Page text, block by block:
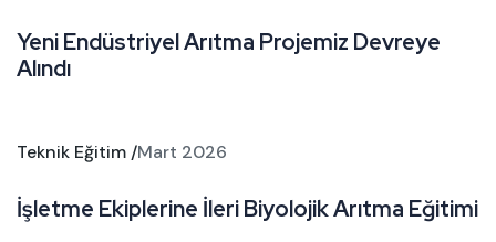
Yeni Endüstriyel Arıtma Projemiz Devreye
Alındı
Teknik Eğitim /Mart 2026
İşletme Ekiplerine İleri Biyolojik Arıtma Eğitimi